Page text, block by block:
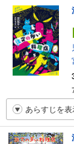
あらすじを